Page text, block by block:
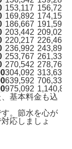
153,117 156,723
169,892 174,158
186,667 191,593
203,442 209,028
220,217 226,463
236,992 243,898
253,767 261,333
270,542 278,768
304,092 313,638
639,592 706,338
975,092
基本料金も込
。節水を心が
応しましょ